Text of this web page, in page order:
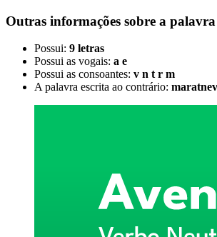
Outras informações sobre a palavra
Possui: 9 letras
Possui as vogais: a e
Possui as consoantes: v n t r m
A palavra escrita ao contrário: